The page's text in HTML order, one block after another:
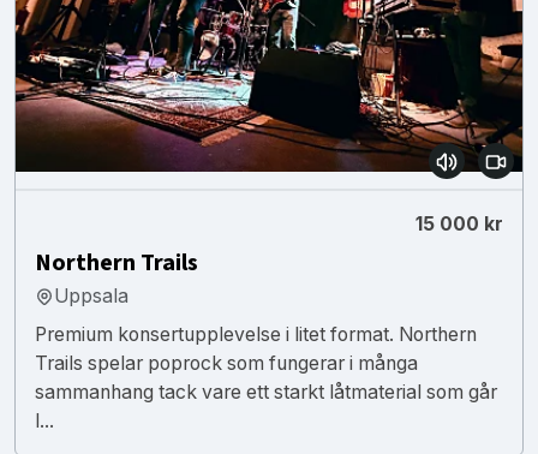
15 000 kr
Northern Trails
Uppsala
Premium konsertupplevelse i litet format. Northern
Trails spelar poprock som fungerar i många
sammanhang tack vare ett starkt låtmaterial som går
l...